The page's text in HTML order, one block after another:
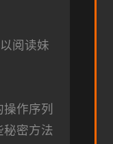
阅读妹
作序列
秘密方法